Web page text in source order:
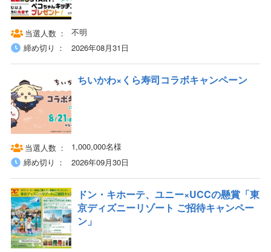
当選人数
不明
締め切り
2026年08月31日
ちいかわ×くら寿司コラボキャンペーン
当選人数
1,000,000名様
締め切り
2026年09月30日
ドン・キホーテ、ユニー×UCCの懸賞「東
京ディズニーリゾート ご招待キャンペー
ン」